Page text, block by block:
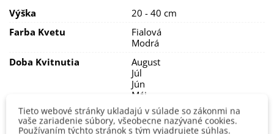
zimných
(od apríla do júna
hĺbky okolo 1 cm
potrebuje dostatok slnka.
Výška
20 - 40 cm
Farba Kvetu
Fialová
Modrá
Doba Kvitnutia
August
Júl
Jún
Máj
September
Pestovanie
V exteriéri - vonku
Tieto webové stránky ukladajú v súlade so zákonmi na
vaše zariadenie súbory, všeobecne nazývané cookies.
Používaním týchto stránok s tým vyjadrujete súhlas.